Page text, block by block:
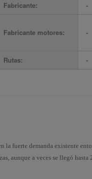
Fabricante:
-
Fabricante motores:
-
Rutas: -
la fuerte demanda existente
aunque a veces se llegó hasta